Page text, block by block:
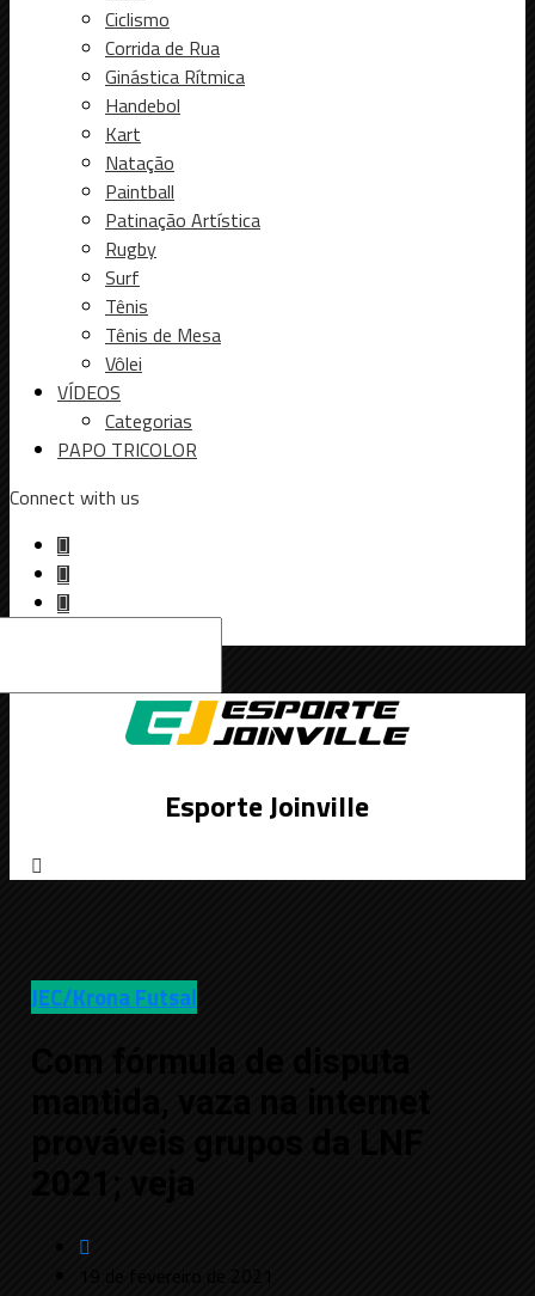
Ciclismo
Corrida de Rua
Ginástica Rítmica
Handebol
Kart
Natação
Paintball
Patinação Artística
Rugby
Surf
Tênis
Tênis de Mesa
Vôlei
VÍDEOS
Categorias
PAPO TRICOLOR
Connect with us
Esporte Joinville
JEC/Krona Futsal